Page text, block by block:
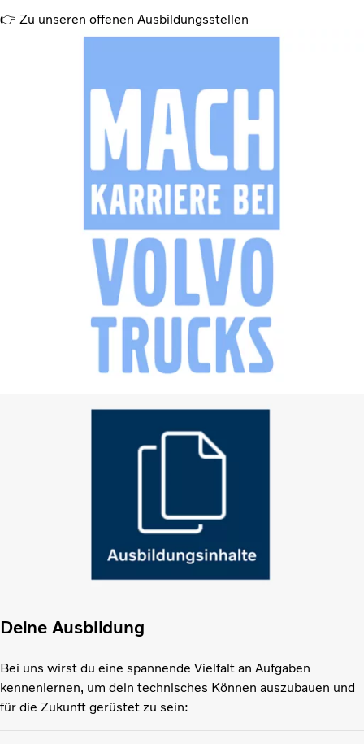
👉 Zu unseren offenen Ausbildungsstellen
Deine Ausbildung
Bei uns wirst du eine spannende Vielfalt an Aufgaben
kennenlernen, um dein technisches Können auszubauen und
für die Zukunft gerüstet zu sein: